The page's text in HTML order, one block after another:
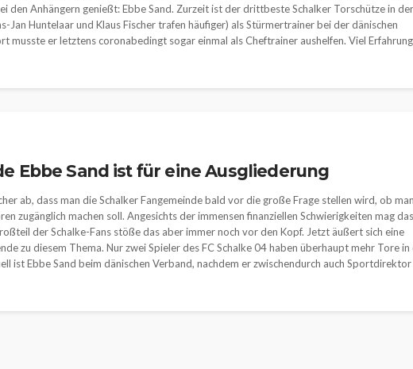
den Anhängern genießt: Ebbe Sand. Zurzeit ist der drittbeste Schalker Torschütze in der
Jan Huntelaar und Klaus Fischer trafen häufiger) als Stürmertrainer bei der dänischen
musste er letztens coronabedingt sogar einmal als Cheftrainer aushelfen. Viel
Ebbe Sand ist für eine Ausgliederung
ab, dass man die Schalker Fangemeinde bald vor die große Frage stellen wird, ob man
zugänglich machen soll. Angesichts der immensen finanziellen Schwierigkeiten mag das
der Schalke-Fans stöße das aber immer noch vor den Kopf. Jetzt äußert sich eine
zu diesem Thema. Nur zwei Spieler des FC Schalke 04 haben überhaupt mehr Tore in
ist Ebbe Sand beim dänischen Verband, nachdem er zwischendurch auch